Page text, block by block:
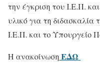
την έγκριση του Ι.Ε.Π.
υλικό για τη διδασκαλία
Ι.Ε.Π. και το Υπουργείο
H ανακοίνωση ΕΔΩ